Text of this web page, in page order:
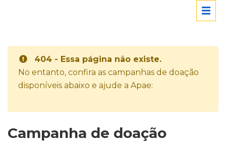
404 - Essa página não existe.
No entanto, confira as campanhas de doação
disponíveis abaixo e ajude a Apae:
Campanha de doação